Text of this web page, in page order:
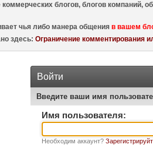
блогов, блогов компаний,
чья либо манера общенияв вашем
здесь:Ограничение комментирования
Войти
Введите ваши имя
Имя пользователя:
Необходим аккаунт?